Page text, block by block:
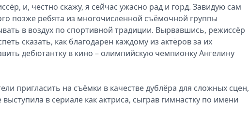
и, честно скажу, я сейчас ужасно рад и горд. Завидую сам
позже ребята из многочисленной съёмочной группы
в воздух по спортивной традиции. Вырвавшись, режиссёр
сказать, как благодарен каждому из актёров за их
дебютантку в кино – олимпийскую чемпионку Ангелину
пригласить на съёмки в качестве дублёра для сложных сцен,
в сериале как актриса, сыграв гимнастку по имени